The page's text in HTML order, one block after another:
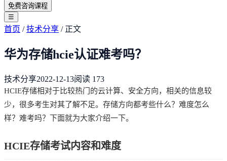
免费咨询课程
☰
首页 /技术分享 / 正文
华为存储hcie认证难考吗？
技术分享2022-12-13阅读 173
HCIE存储相对于比较热门的云计算、安全方向，相关的信息较
少，很多考生对其了解不足。存储方向都考些什么？难度怎么
样？难考吗？下面就为大家介绍一下。
HCIE存储考试内容和难度